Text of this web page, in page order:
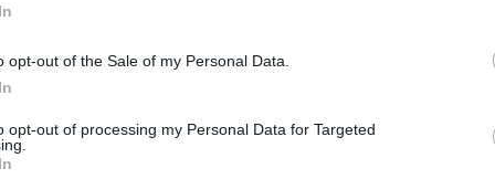
opt-out of the Sale of my Personal Data.
opt-out of processing my Personal Data for Targeted
a filmvilág is felfigyelt, olyannyira,
teljesen Rosie idomaira épül.
kifutókon és alig két évvel
Secrettel, amelynek azóta is
tekintetű topmodell a szerződés